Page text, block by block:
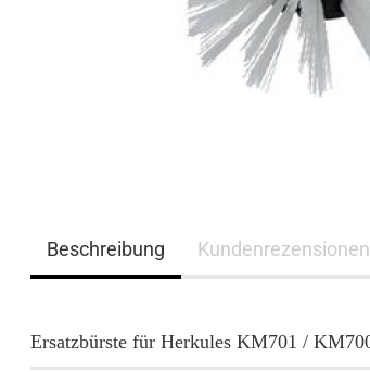
Beschreibung Kundenrezensionen
Ersatzbürste für Herkules KM701 /